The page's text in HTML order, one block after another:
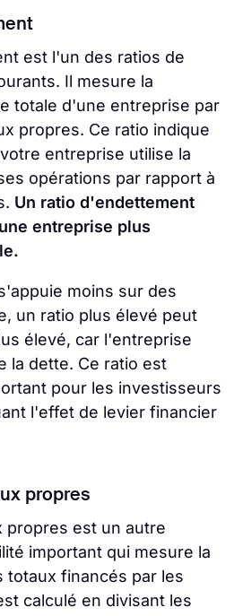
est l'un des ratios de
Il mesure la
totale d'une entreprise par
propres. Ce ratio indique
entreprise utilise la
opérations par rapport à
Un ratio d'endettement
entreprise plus
moins sur des
un ratio plus élevé peut
élevé, car l'entreprise
la dette. Ce ratio est
pour les investisseurs
l'effet de levier financier
propres
propres est un autre
important qui mesure la
totaux financés par les
calculé en divisant les